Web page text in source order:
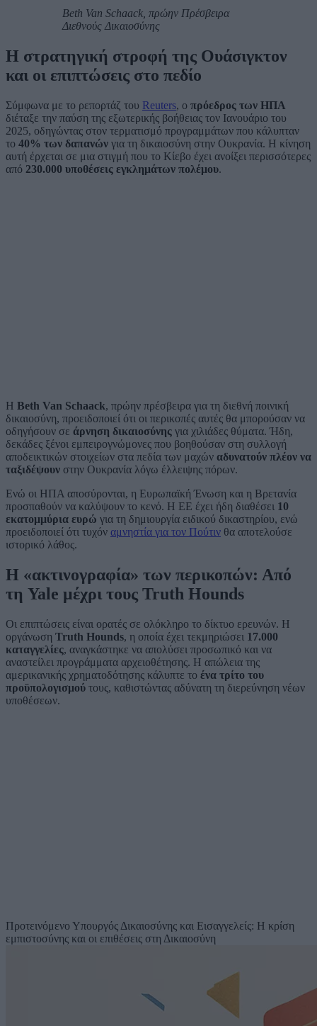
Beth Van Schaack, πρώην Πρέσβειρα
Διεθνούς Δικαιοσύνης
Η στρατηγική στροφή της Ουάσιγκτον
και οι επιπτώσεις στο πεδίο
Σύμφωνα με το ρεπορτάζ του Reuters, ο πρόεδρος των ΗΠΑ
διέταξε την παύση της εξωτερικής βοήθειας τον Ιανουάριο του
2025, οδηγώντας στον τερματισμό προγραμμάτων που κάλυπταν
το 40% των δαπανών για τη δικαιοσύνη στην Ουκρανία. Η κίνηση
αυτή έρχεται σε μια στιγμή που το Κίεβο έχει ανοίξει περισσότερες
από 230.000 υποθέσεις εγκλημάτων πολέμου.
Η Beth Van Schaack, πρώην πρέσβειρα για τη διεθνή ποινική
δικαιοσύνη, προειδοποιεί ότι οι περικοπές αυτές θα μπορούσαν να
οδηγήσουν σε άρνηση δικαιοσύνης για χιλιάδες θύματα. Ήδη,
δεκάδες ξένοι εμπειρογνώμονες που βοηθούσαν στη συλλογή
αποδεικτικών στοιχείων στα πεδία των μαχών αδυνατούν πλέον να
ταξιδέψουν στην Ουκρανία λόγω έλλειψης πόρων.
Ενώ οι ΗΠΑ αποσύρονται, η Ευρωπαϊκή Ένωση και η Βρετανία
προσπαθούν να καλύψουν το κενό. Η ΕΕ έχει ήδη διαθέσει 10
εκατομμύρια ευρώ για τη δημιουργία ειδικού δικαστηρίου, ενώ
προειδοποιεί ότι τυχόν αμνηστία για τον Πούτιν θα αποτελούσε
ιστορικό λάθος.
Η «ακτινογραφία» των περικοπών: Από
τη Yale μέχρι τους Truth Hounds
Οι επιπτώσεις είναι ορατές σε ολόκληρο το δίκτυο ερευνών. Η
οργάνωση Truth Hounds, η οποία έχει τεκμηριώσει 17.000
καταγγελίες, αναγκάστηκε να απολύσει προσωπικό και να
αναστείλει προγράμματα αρχειοθέτησης. Η απώλεια της
αμερικανικής χρηματοδότησης κάλυπτε το ένα τρίτο του
προϋπολογισμού τους, καθιστώντας αδύνατη τη διερεύνηση νέων
υποθέσεων.
Προτεινόμενο Υπουργός Δικαιοσύνης και Εισαγγελείς: Η κρίση
εμπιστοσύνης και οι επιθέσεις στη Δικαιοσύνη